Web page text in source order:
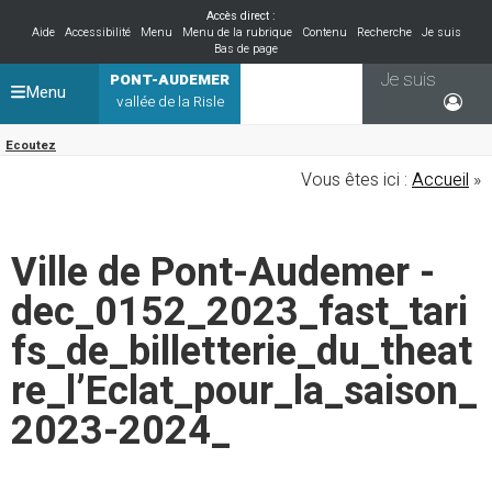
Accès direct :
Aide
Accessibilité Menu Menu de la rubrique Contenu Recherche
Je suis
Bas de page
PONT-AUDEMER
vallée de la Risle
Ecoutez
Je suis
Menu
Vous êtes ici : Accueil »
Ville de Pont-Audemer -
dec_0152_2023_fast_tari
fs_de_billetterie_du_theat
re_l’Eclat_pour_la_saison_
2023-2024_